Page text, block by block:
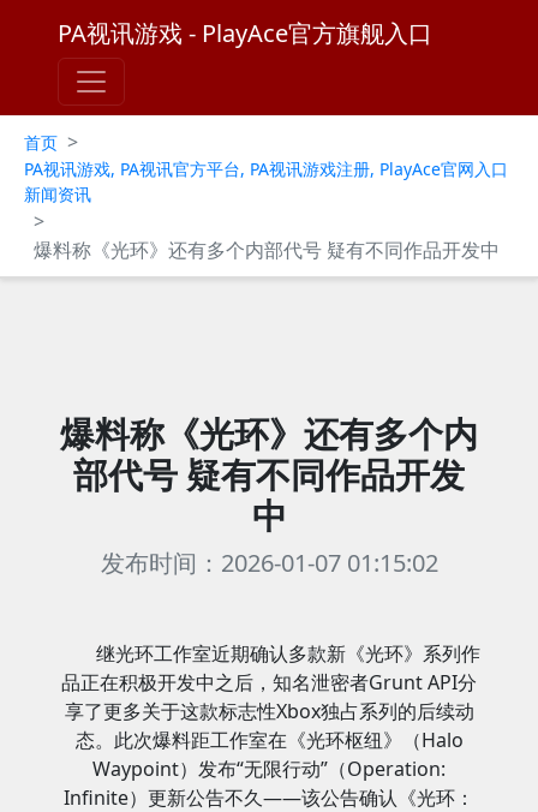
PA视讯游戏 - PlayAce官方旗舰入口
首页 >
PA视讯游戏, PA视讯官方平台, PA视讯游戏注册, PlayAce官网入口
新闻资讯
>
爆料称《光环》还有多个内部代号 疑有不同作品开发中
爆料称《光环》还有多个内
部代号 疑有不同作品开发
中
发布时间：2026-01-07 01:15:02
继光环工作室近期确认多款新《光环》系列作
品正在积极开发中之后，知名泄密者Grunt API分
享了更多关于这款标志性Xbox独占系列的后续动
态。此次爆料距工作室在《光环枢纽》（Halo
Waypoint）发布“无限行动”（Operation:
Infinite）更新公告不久——该公告确认《光环：